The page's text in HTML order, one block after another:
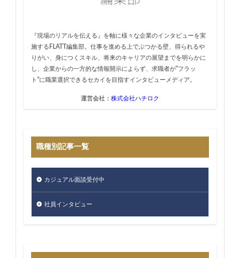
『現場のリアルを伝える』を軸に様々な企業のインタビューを実
施するFLATT編集部。仕事を進める上でぶつかる壁、得られるや
りがい、身につくスキル、将来のキャリアの展望までを明らかに
し、企業からの一方的な情報開示によらず、求職者が”フラッ
ト”に職業選択できるセカイを目指すインタビューメディア。
運営会社： 株式会社ハチロク
職種別記事一覧
カジュアル面談受付中
社員インタビュー